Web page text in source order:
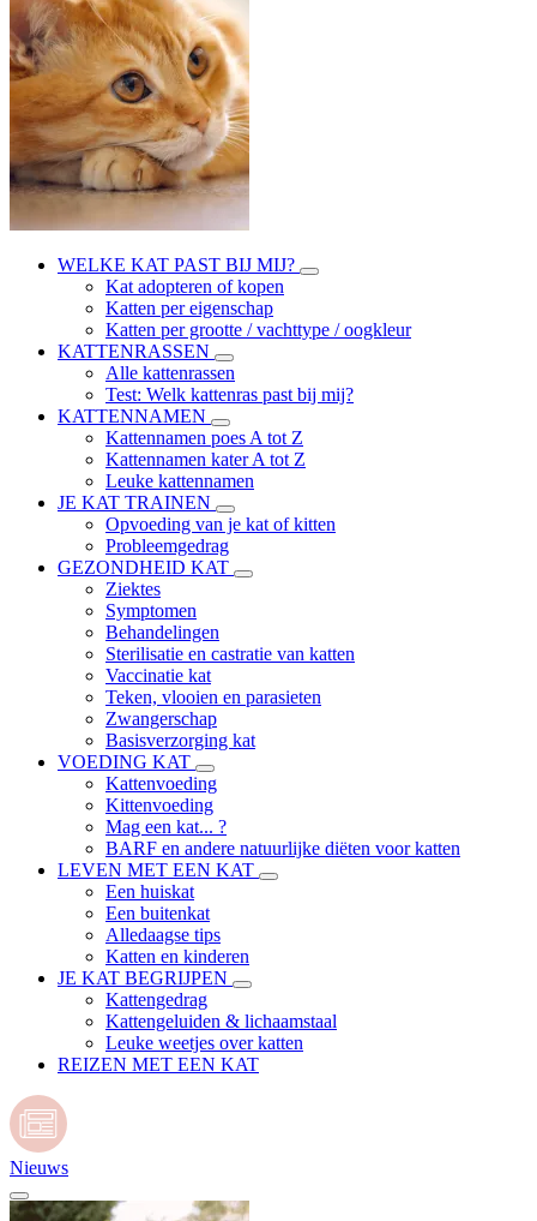
WELKE KAT PAST BIJ MIJ?
Kat adopteren of kopen
Katten per eigenschap
Katten per grootte / vachttype / oogkleur
KATTENRASSEN
Alle kattenrassen
Test: Welk kattenras past bij mij?
KATTENNAMEN
Kattennamen poes A tot Z
Kattennamen kater A tot Z
Leuke kattennamen
JE KAT TRAINEN
Opvoeding van je kat of kitten
Probleemgedrag
GEZONDHEID KAT
Ziektes
Symptomen
Behandelingen
Sterilisatie en castratie van katten
Vaccinatie kat
Teken, vlooien en parasieten
Zwangerschap
Basisverzorging kat
VOEDING KAT
Kattenvoeding
Kittenvoeding
Mag een kat... ?
BARF en andere natuurlijke diëten voor katten
LEVEN MET EEN KAT
Een huiskat
Een buitenkat
Alledaagse tips
Katten en kinderen
JE KAT BEGRIJPEN
Kattengedrag
Kattengeluiden & lichaamstaal
Leuke weetjes over katten
REIZEN MET EEN KAT
Nieuws